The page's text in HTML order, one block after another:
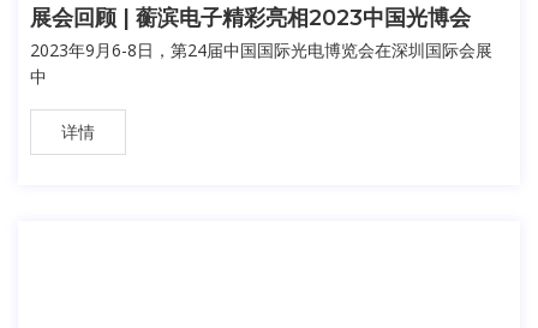
展会回顾 | 蘅滨电子精彩亮相2023中国光博会
2023年9月6-8日，第24届中国国际光电博览会在深圳国际会展
中
详情